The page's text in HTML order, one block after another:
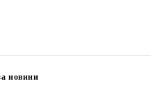
новини